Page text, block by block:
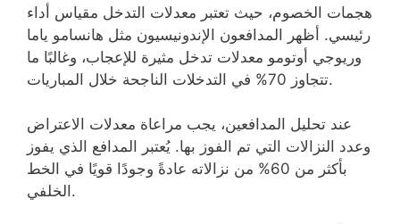
هجمات الخصوم، حيث تعتبر معدلات التدخل مقياس أداء
رئيسي. أظهر المدافعون الإندونيسيون مثل هانسامو ياما
وريوجي أوتومو معدلات تدخل مثيرة للإعجاب، وغالبًا ما
تتجاوز 70% في التدخلات الناجحة خلال المباريات.
عند تحليل المدافعين، يجب مراعاة معدلات الاعتراض
وعدد النزالات التي تم الفوز بها. يُعتبر المدافع الذي يفوز
بأكثر من 60% من نزالاته عادةً وجودًا قويًا في الخط
الخلفي.